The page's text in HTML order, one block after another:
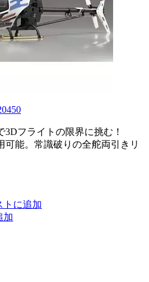
3Dフライトの限界に挑む！
可能。常識破りの全舵両引きリ
トに追加
加